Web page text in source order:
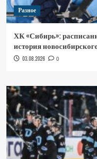
Разное
ХК «Сибирь»:
история
03.08.2026 0